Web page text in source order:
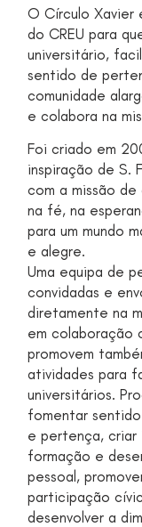
O Círculo
do CREU para
universitário,
sentido de
comunidade
e colabora na
Foi criado em
inspiração de S.
com a missão
na fé, na
para um mundo
e alegre.
Uma equipa de
convidadas e
diretamente na
em colaboração
promovem
atividades para
universitários.
fomentar
e pertença, criar
formação e
pessoal,
participação
desenvolver a